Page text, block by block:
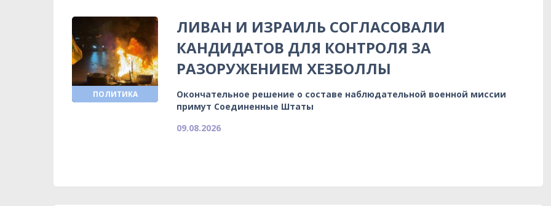
ПОЛИТИКА
ЛИВАН И ИЗРАИЛЬ СОГЛАСОВАЛИ
КАНДИДАТОВ ДЛЯ КОНТРОЛЯ ЗА
РАЗОРУЖЕНИЕМ ХЕЗБОЛЛЫ
Окончательное решение о составе наблюдательной военной миссии
примут Соединенные Штаты
09.08.2026